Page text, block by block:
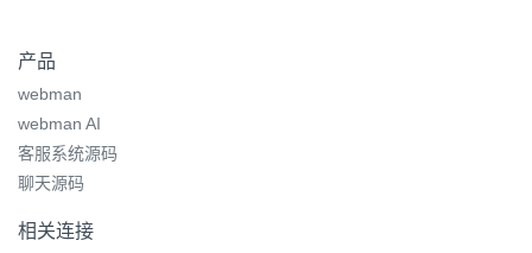
产品
webman
webman AI
客服系统源码
聊天源码
相关连接